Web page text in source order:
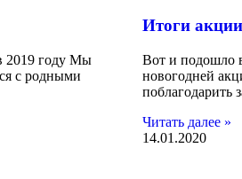
2019 году Мы
с родными
Итоги
Вот и подошло
новогодней
поблагодарить
Читать далее »
14.01.2020